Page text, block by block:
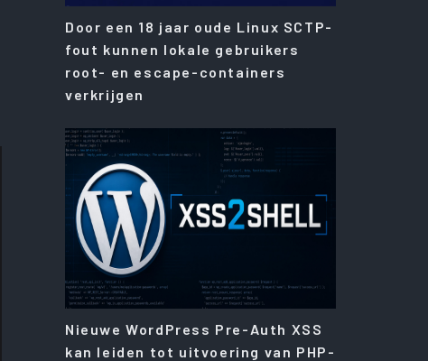
Door een 18 jaar oude Linux SCTP-
fout kunnen lokale gebruikers
root- en escape-containers
verkrijgen
Nieuwe WordPress Pre-Auth XSS
kan leiden tot uitvoering van PHP-